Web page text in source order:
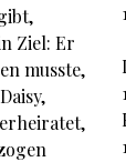
Ziel: Er
musste,